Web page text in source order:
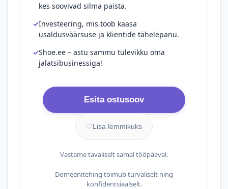
kes soovivad silma paista.
Investeering, mis toob kaasa
usaldusväärsuse ja klientide tähelepanu.
Shoe.ee – astu sammu tulevikku oma
jalatsibusinessiga!
Esita ostusoov
♡Lisa lemmikuks
Vastame tavaliselt samal tööpäeval.
Domeenitehing toimub turvaliselt ning
konfidentsiaalselt.